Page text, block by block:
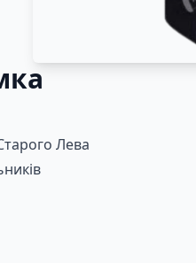
Лева